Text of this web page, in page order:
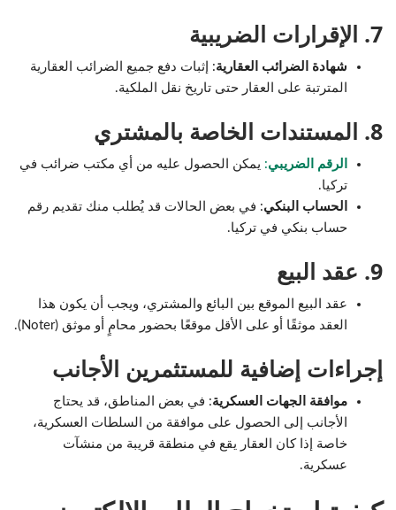
7. الإقرارات الضريبية
شهادة الضرائب العقارية: إثبات دفع جميع الضرائب العقارية
المترتبة على العقار حتى تاريخ نقل الملكية.
8. المستندات الخاصة بالمشتري
الرقم الضريبي: يمكن الحصول عليه من أي مكتب ضرائب في
تركيا.
الحساب البنكي: في بعض الحالات قد يُطلب منك تقديم رقم
حساب بنكي في تركيا.
9. عقد البيع
عقد البيع الموقع بين البائع والمشتري، ويجب أن يكون هذا
العقد موثقًا أو على الأقل موقعًا بحضور محامٍ أو موثق (Noter).
إجراءات إضافية للمستثمرين الأجانب
موافقة الجهات العسكرية: في بعض المناطق، قد يحتاج
الأجانب إلى الحصول على موافقة من السلطات العسكرية،
خاصة إذا كان العقار يقع في منطقة قريبة من منشآت
عسكرية.